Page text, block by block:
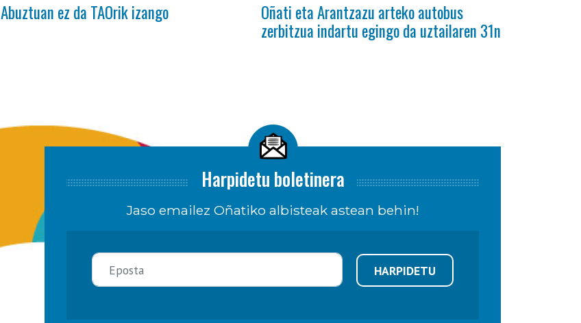
Abuztuan ez da TAOrik izango Oñati eta Arantzazu arteko autobus
zerbitzua indartu egingo da uztailaren 31n
Harpidetu boletinera
Jaso emailez Oñatiko albisteak astean behin!
HARPIDETU